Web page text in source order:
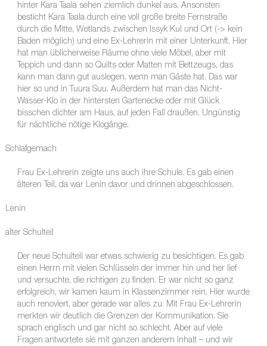
hinter Kara Taala sehen ziemlich dunkel aus. Ansonsten
besticht Kara Taala durch eine voll große breite Fernstraße
durch die Mitte, Wetlands zwischen Issyk Kul und Ort (-> kein
Baden möglich) und eine Ex-Lehrerin mit einer Unterkunft. Hier
hat man üblicherweise Räume ohne viele Möbel, aber mit
Teppich und dann so Quilts oder Matten mit Bettzeugs, das
kann man dann gut auslegen, wenn man Gäste hat. Das war
hier so und in Tuura Suu. Außerdem hat man das Nicht-
Wasser-Klo in der hintersten Gartenecke oder mit Glück
bisschen dichter am Haus, auf jeden Fall draußen. Ungünstig
für nächtliche nötige Klogänge.
Schlafgemach
Frau Ex-Lehrerin zeigte uns auch ihre Schule. Es gab einen
älteren Teil, da war Lenin davor und drinnen abgeschlossen.
Lenin
alter Schulteil
Der neue Schulteil war etwas schwierig zu besichtigen. Es gab
einen Herrn mit vielen Schlüsseln der immer hin und her lief
und versuchte, die richtigen zu finden. Er war nicht so ganz
erfolgreich, wir kamen kaum in Klassenzimmer rein. Hier wurde
auch renoviert, aber gerade war alles zu. Mit Frau Ex-Lehrerin
merkten wir deutlich die Grenzen der Kommunikation. Sie
sprach englisch und gar nicht so schlecht. Aber auf viele
Fragen antwortete sie mit ganzen anderem Inhalt – und wir